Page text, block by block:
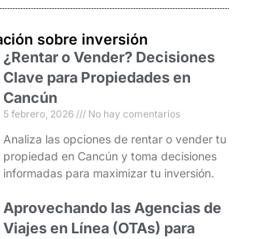
sobre inversión
¿Rentar o Vender? Decisiones
Clave para Propiedades en
Cancún
5 febrero, 2026 No hay comentarios
Analiza las opciones de rentar o vender tu
propiedad en Cancún y toma decisiones
informadas para maximizar tu inversión.
Aprovechando las Agencias de
Viajes en Línea (OTAs) para